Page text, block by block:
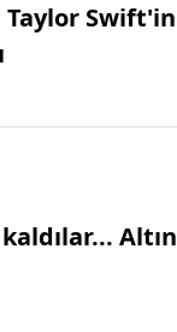
Swift'in
Altın